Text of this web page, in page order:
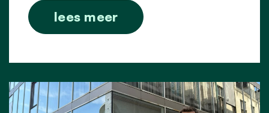
lees meer